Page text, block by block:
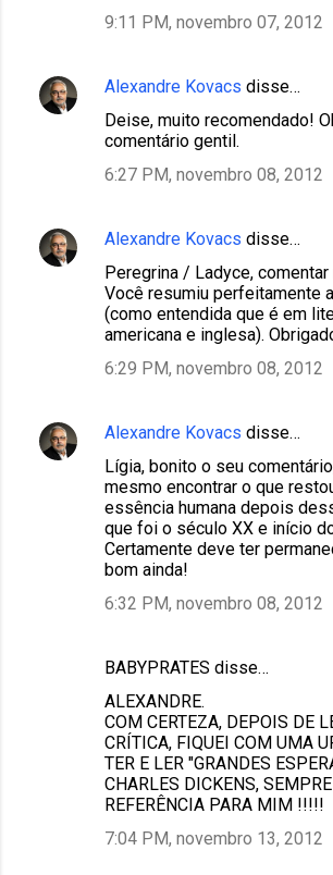
9:11 PM, novembro 07, 2012
Alexandre Kovacs disse…
Deise, muito recomendado!
comentário gentil.
6:27 PM, novembro 08, 2012
Alexandre Kovacs disse…
Peregrina / Ladyce, comentar
Você resumiu perfeitamente
(como entendida que é em
americana e inglesa).
6:29 PM, novembro 08, 2012
Alexandre Kovacs disse…
Lígia, bonito o seu
mesmo encontrar o que
essência humana depois
que foi o século XX e início
Certamente deve ter
bom ainda!
6:32 PM, novembro 08, 2012
BABYPRATES disse…
ALEXANDRE.
COM CERTEZA, DEPOIS DE
CRÍTICA, FIQUEI COM UMA
TER E LER "GRANDES
CHARLES DICKENS,
REFERÊNCIA PARA MIM !!!!!
7:04 PM, novembro 13, 2012